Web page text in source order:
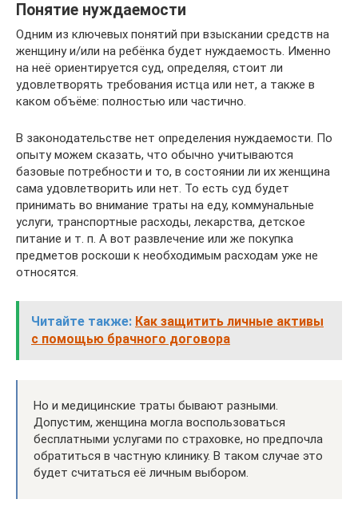
Понятие нуждаемости
Одним из ключевых понятий при взыскании средств на
женщину и/или на ребёнка будет нуждаемость. Именно
на неё ориентируется суд, определяя, стоит ли
удовлетворять требования истца или нет, а также в
каком объёме: полностью или частично.
В законодательстве нет определения нуждаемости. По
опыту можем сказать, что обычно учитываются
базовые потребности и то, в состоянии ли их женщина
сама удовлетворить или нет. То есть суд будет
принимать во внимание траты на еду, коммунальные
услуги, транспортные расходы, лекарства, детское
питание и т. п. А вот развлечение или же покупка
предметов роскоши к необходимым расходам уже не
относятся.
Читайте также: Как защитить личные активы
с помощью брачного договора
Но и медицинские траты бывают разными.
Допустим, женщина могла воспользоваться
бесплатными услугами по страховке, но предпочла
обратиться в частную клинику. В таком случае это
будет считаться её личным выбором.